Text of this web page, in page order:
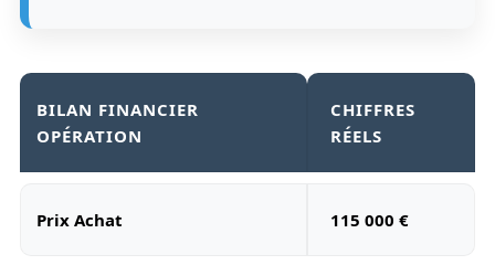
BILAN FINANCIER
OPÉRATION
CHIFFRES
RÉELS
Prix Achat 115 000 €